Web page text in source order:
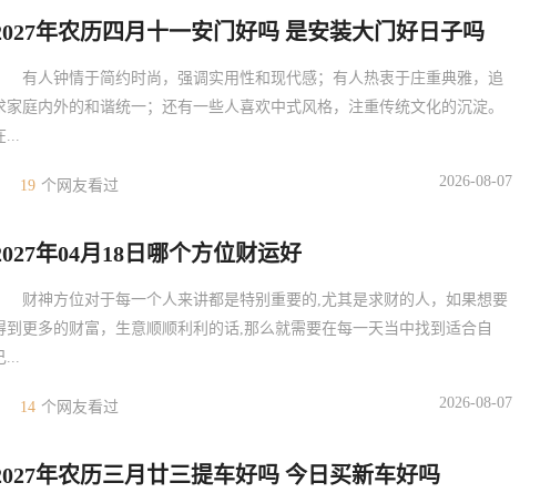
年农历四月十一安门好吗 是安装大门好日子吗
有人钟情于简约时尚，强调实用性和现代感；有人热衷于庄重典雅，追
家庭内外的和谐统一；还有一些人喜欢中式风格，注重传统文化的沉淀。
...
19 个网友看过 2026-08-07
年04月18日哪个方位财运好
财神方位对于每一个人来讲都是特别重要的,尤其是求财的人，如果想要
到更多的财富，生意顺顺利利的话,那么就需要在每一天当中找到适合自
...
14 个网友看过 2026-08-07
年农历三月廿三提车好吗 今日买新车好吗